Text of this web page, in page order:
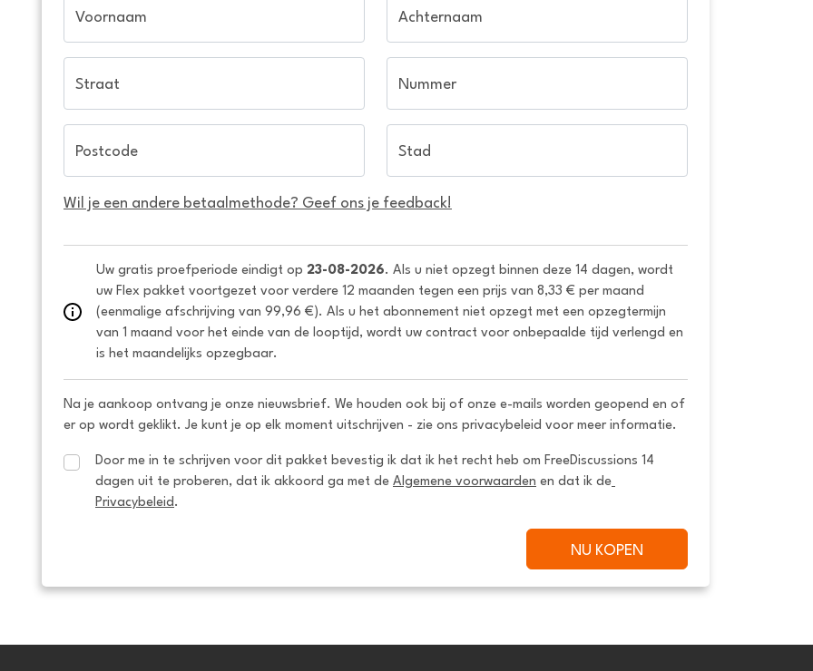
Voornaam Achternaam
Straat Nummer
Postcode Stad
Wil je een andere betaalmethode? Geef ons je feedback!
Uw gratis proefperiode eindigt op 23-08-2026. Als u niet opzegt binnen deze 14 dagen, wordt
uw Flex pakket voortgezet voor verdere 12 maanden tegen een prijs van 8,33 € per maand
(eenmalige afschrijving van 99,96 €). Als u het abonnement niet opzegt met een opzegtermijn
van 1 maand voor het einde van de looptijd, wordt uw contract voor onbepaalde tijd verlengd en
is het maandelijks opzegbaar.
Na je aankoop ontvang je onze nieuwsbrief. We houden ook bij of onze e-mails worden geopend en of
er op wordt geklikt. Je kunt je op elk moment uitschrijven - zie ons privacybeleid voor meer informatie.
Door me in te schrijven voor dit pakket bevestig ik dat ik het recht heb om FreeDiscussions 14
dagen uit te proberen, dat ik akkoord ga met de Algemene voorwaarden en dat ik de
Privacybeleid .
NU KOPEN